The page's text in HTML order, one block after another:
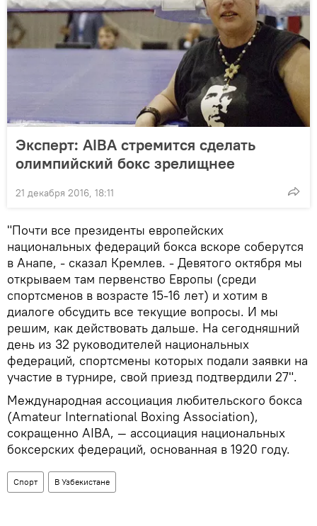
Эксперт: AIBA стремится сделать
олимпийский бокс зрелищнее
21 декабря 2016, 18:11
"Почти все президенты европейских
национальных федераций бокса вскоре соберутся
в Анапе, - сказал Кремлев. - Девятого октября мы
открываем там первенство Европы (среди
спортсменов в возрасте 15-16 лет) и хотим в
диалоге обсудить все текущие вопросы. И мы
решим, как действовать дальше. На сегодняшний
день из 32 руководителей национальных
федераций, спортсмены которых подали заявки на
участие в турнире, свой приезд подтвердили 27".
Международная ассоциация любительского бокса
(Amateur International Boxing Association),
сокращенно AIBA, — ассоциация национальных
боксерских федераций, основанная в 1920 году.
Спорт В Узбекистане